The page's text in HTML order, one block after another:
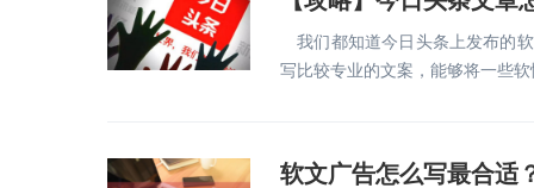
我们都知道今日头条上发布的
写比较专业的文案，能够将一些
软文广告怎么写最合适